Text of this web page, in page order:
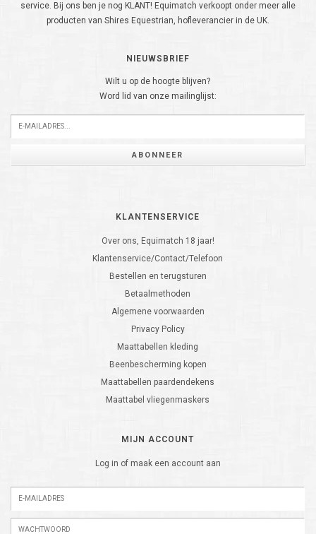
service. Bij ons ben je nog KLANT! Equimatch verkoopt onder meer alle
producten van Shires Equestrian, hofleverancier in de UK.
NIEUWSBRIEF
Wilt u op de hoogte blijven?
Word lid van onze mailinglijst:
ABONNEER
KLANTENSERVICE
Over ons, Equimatch 18 jaar!
Klantenservice/Contact/Telefoon
Bestellen en terugsturen
Betaalmethoden
Algemene voorwaarden
Privacy Policy
Maattabellen kleding
Beenbescherming kopen
Maattabellen paardendekens
Maattabel vliegenmaskers
MIJN ACCOUNT
Log in of maak een account aan